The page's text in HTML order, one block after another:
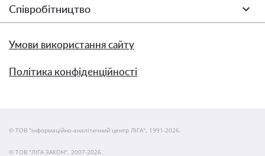
Співробітництво
Умови використання сайту
Політика конфіденційності
© ТОВ "інформаційно-аналітичний центр ЛІГА", 1991-2026.
© ТОВ "ЛІГА ЗАКОН", 2007-2026.